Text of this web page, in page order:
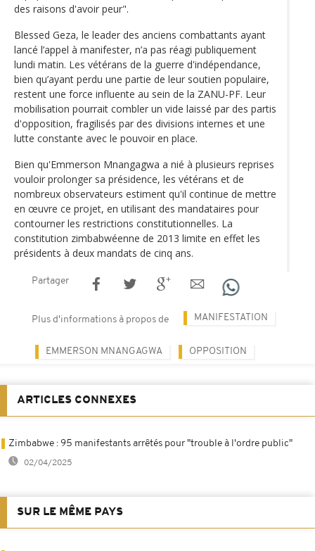
des raisons d'avoir peur".
Blessed Geza, le leader des anciens combattants ayant
lancé l’appel à manifester, n’a pas réagi publiquement
lundi matin. Les vétérans de la guerre d'indépendance,
bien qu’ayant perdu une partie de leur soutien populaire,
restent une force influente au sein de la ZANU-PF. Leur
mobilisation pourrait combler un vide laissé par des partis
d'opposition, fragilisés par des divisions internes et une
lutte constante avec le pouvoir en place.
Bien qu'Emmerson Mnangagwa a nié à plusieurs reprises
vouloir prolonger sa présidence, les vétérans et de
nombreux observateurs estiment qu'il continue de mettre
en œuvre ce projet, en utilisant des mandataires pour
contourner les restrictions constitutionnelles. La
constitution zimbabwéenne de 2013 limite en effet les
présidents à deux mandats de cinq ans.
Partager
Plus d'informations à propos de MANIFESTATION
EMMERSON MNANGAGWA OPPOSITION
ARTICLES CONNEXES
Zimbabwe : 95 manifestants arrêtés pour "trouble à l'ordre public"
02/04/2025
SUR LE MÊME PAYS